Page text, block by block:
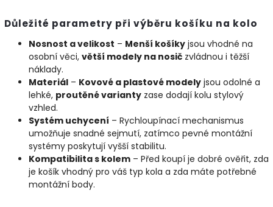
Důležité parametry při výběru košíku na kolo
Nosnost a velikost – Menší košíky jsou vhodné na
osobní věci, větší modely na nosič zvládnou i těžší
náklady.
Materiál – Kovové a plastové modely jsou odolné a
lehké, proutěné varianty zase dodají kolu stylový
vzhled.
Systém uchycení – Rychloupínací mechanismus
umožňuje snadné sejmutí, zatímco pevné montážní
systémy poskytují vyšší stabilitu.
Kompatibilita s kolem – Před koupí je dobré ověřit, zda
je košík vhodný pro váš typ kola a zda máte potřebné
montážní body.